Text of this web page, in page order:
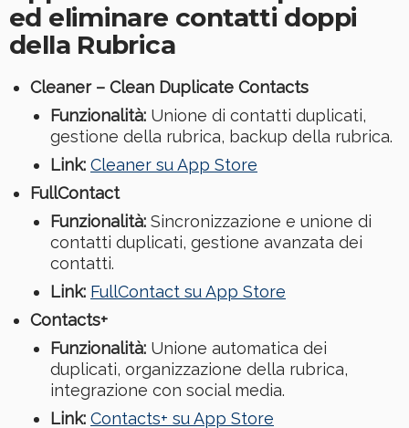
ed eliminare contatti doppi
della Rubrica
Cleaner – Clean Duplicate Contacts
Funzionalità: Unione di contatti duplicati,
gestione della rubrica, backup della rubrica.
Link: Cleaner su App Store
FullContact
Funzionalità: Sincronizzazione e unione di
contatti duplicati, gestione avanzata dei
contatti.
Link: FullContact su App Store
Contacts+
Funzionalità: Unione automatica dei
duplicati, organizzazione della rubrica,
integrazione con social media.
Link: Contacts+ su App Store